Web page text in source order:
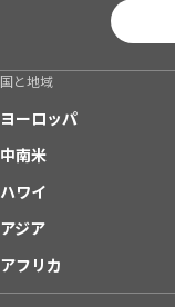
国と地域
ヨーロッパ
中南米
ハワイ
アジア
アフリカ